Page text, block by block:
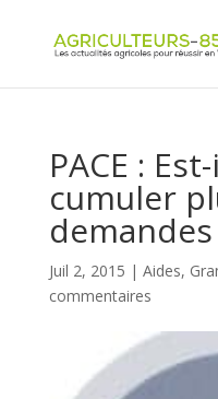
PACE :
cumuler
demandes
Juil 2, 2015 | Aides,
commentaires